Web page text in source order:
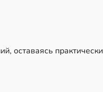
оставаясь практически